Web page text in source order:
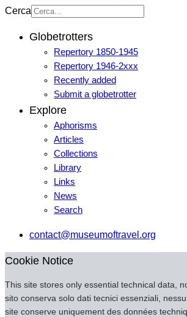
Cerca
Globetrotters
Repertory 1850-1945
Repertory 1946-2xxx
Recently added
Submit a globetrotter
Explore
Aphorisms
Articles
Collections
Library
Links
News
Search
contact@museumoftravel.org
Cookie Notice
This site stores only essential technical data,
sito conserva solo dati tecnici essenziali,
site conserve uniquement des données